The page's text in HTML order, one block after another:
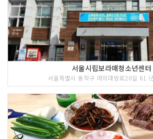
서울시립보라매청소년센터
서울특별시 동작구 여의대방로20길 61 (